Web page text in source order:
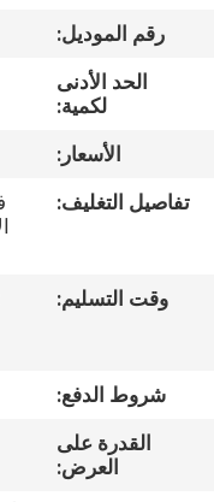
جولة
المعمل
مدونات
رقم الموديل:
الحد الأدنى
لكمية:
الأسعار:
تفاصيل التغليف:
وقت التسليم:
شروط الدفع:
القدرة على
العرض: